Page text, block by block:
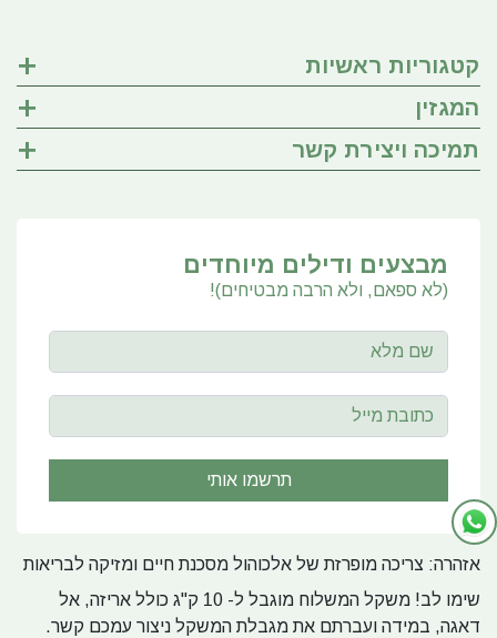
קטגוריות ראשיות
המגזין
תמיכה ויצירת קשר
מבצעים ודילים מיוחדים
(לא ספאם, ולא הרבה מבטיחים)!
אזהרה: צריכה מופרזת של אלכוהול מסכנת חיים ומזיקה לבריאות
שימו לב! משקל המשלוח מוגבל ל- 10 ק"ג כולל אריזה, אל
דאגה, במידה ועברתם את מגבלת המשקל ניצור עמכם קשר.